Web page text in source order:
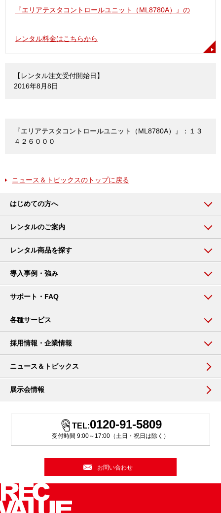
『エリアテスタコントロールユニット（ML8780A）』の
レンタル料金はこちらから
【レンタル注文受付開始日】
2016年8月8日
『エリアテスタコントロールユニット（ML8780A）』：１３
４２６０００
ニュース＆トピックスのトップに戻る
はじめての方へ
レンタルのご案内
レンタル商品を探す
導入事例・強み
サポート・FAQ
各種サービス
採用情報・企業情報
ニュース＆トピックス
展示会情報
TEL:0120-91-5809
受付時間 9:00～17:00（土日・祝日は除く）
お問い合わせ